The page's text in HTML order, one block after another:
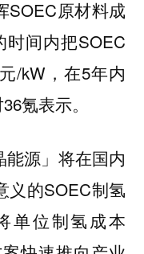
SOEC原材料成
间内把SOEC
/kW，在5年内
氪表示。
源」将在国内
义的SOEC制氢
单位制氢成本